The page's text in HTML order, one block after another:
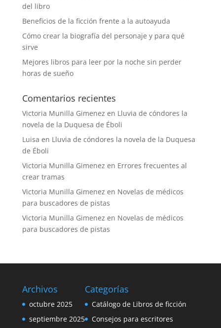
del libro
Beneficios de la ficción frente a la autoayuda
Cómo crear la biografía del personaje y para qué
sirve
Mejores libros para leer por la noche sin perder
horas de sueño
Comentarios recientes
Victoria Munilla Gimenez en Lluvia de cóndores la
novela de la Duquesa de Éboli
Luisa en Lluvia de cóndores la novela de la Duquesa
de Éboli
Victoria Munilla Gimenez en Errores frecuentes al
crear tramas
Victoria Munilla Gimenez en Novelas de médicos
para buscadores de pistas
Victoria Munilla Gimenez en Novelas de médicos
para buscadores de pistas
Archivos
octubre 2025
septiembre 2025
Categorías
Catálogo de Libros de ficción
Consejos para escritores